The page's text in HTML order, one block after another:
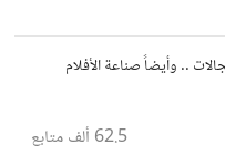
.. وأيضاً صناعة الأفلام
62.5 ألف متابع